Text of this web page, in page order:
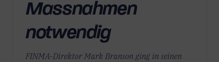
Massnahmen
notwendig
FINMA-Direktor Mark Branson ging in seinen